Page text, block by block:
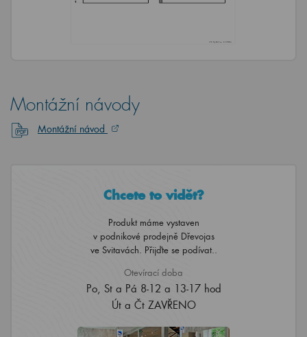
Montážní návody
Montážní návod
Chcete to vidět?
Produkt máme vystaven
v podnikové prodejně Dřevojas
ve Svitavách. Přijďte se podívat..
Otevírací doba
Po, St a Pá 8-12 a 13-17 hod
Út a Čt ZAVŘENO